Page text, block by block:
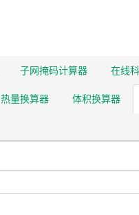
子网掩码计算器 在线
热量换算器 体积换算器